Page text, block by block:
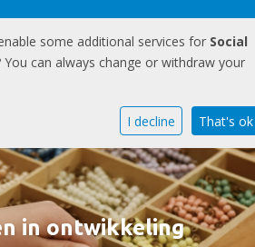
E-mailadres
in ontwikkeling
some additional services for Social
You can always change or withdraw your
I decline That's ok